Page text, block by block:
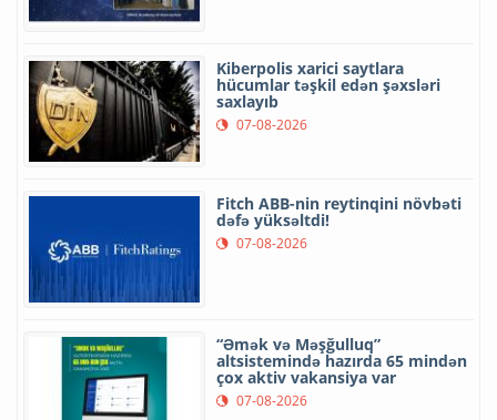
Kiberpolis xarici saytlara
hücumlar təşkil edən şəxsləri
saxlayıb
07-08-2026
Fitch ABB-nin reytinqini növbəti
dəfə yüksəltdi!
07-08-2026
“Əmək və Məşğulluq”
altsistemində hazırda 65 mindən
çox aktiv vakansiya var
07-08-2026